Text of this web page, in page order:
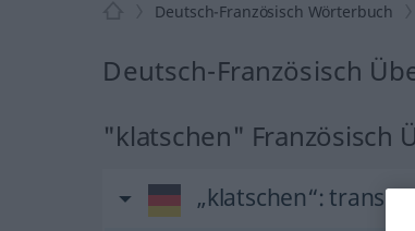
Deutsch-Französisch Wörterbuch
Deutsch-Französisch
"klatschen" Französisch
„klatschen“: